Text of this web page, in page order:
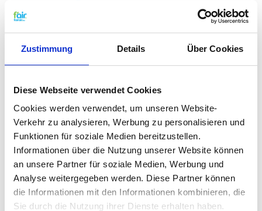
Zustimmung Details Über Cookies
Diese Webseite verwendet Cookies
Cookies werden verwendet, um unseren Website-
Verkehr zu analysieren, Werbung zu personalisieren und
Funktionen für soziale Medien bereitzustellen.
Informationen über die Nutzung unserer Website können
an unsere Partner für soziale Medien, Werbung und
Analyse weitergegeben werden. Diese Partner können
die Informationen mit den Informationen kombinieren, die
Sie durch die Nutzung ihrer Dienste erhalten haben.
luftungsanlage können Sie auf einfache Weise
selber austauschen und den neuen Filter in Ihr
kontrollierte Wohnraumlüftung (KWL) Element
anbringen. Schauen Sie dafür auf unsere
Gebrauchsanleitungfür den Austausch Ihres Ersatz
kleineWartungen selber durchführen
System zwischendurch mit Probiotika reinigen.
G4 Qualität zu einem G3 Preis:
f'air G3 Filter haben eine Auffangkapazität von 92%.
Die Auffangkapazität eines G3 Filters muss den
festgelegten EN779 Standards entsprechend
zwischen 80% und 90% betragen. Das bedeutet
konkret das f'air G3 Filter eine höhere Effizienz